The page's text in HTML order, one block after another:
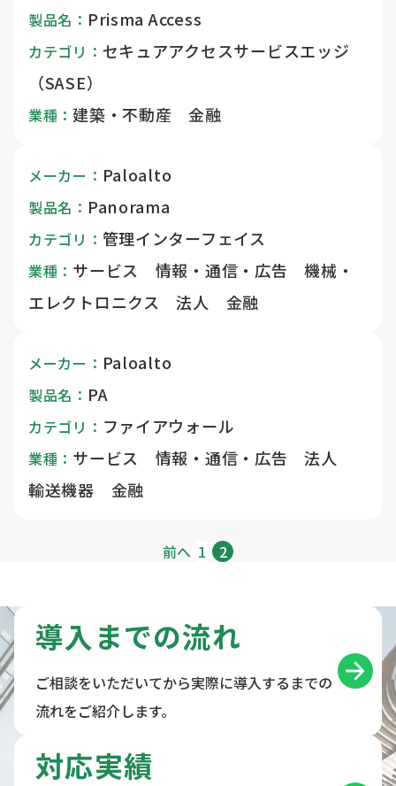
製品名： Prisma Access
カテゴリ： セキュアアクセスサービスエッジ
（SASE）
業種：建築・不動産 金融
メーカー： Paloalto
製品名： Panorama
カテゴリ： 管理インターフェイス
業種： サービス 情報・通信・広告 機械・
エレクトロニクス 法人 金融
メーカー： Paloalto
製品名： PA
カテゴリ： ファイアウォール
業種： サービス 情報・通信・広告 法人
輸送機器 金融
前へ 1 2
導入までの流れ
ご相談をいただいてから実際に導入するまでの
流れをご紹介します。
対応実績